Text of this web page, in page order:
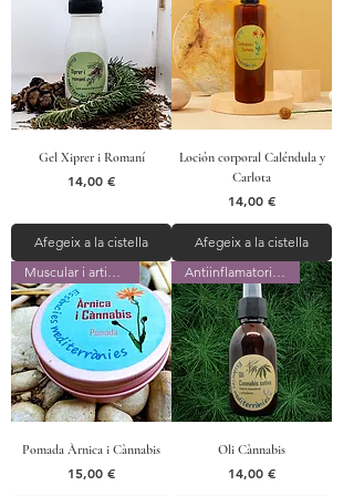
Gel Xiprer i Romaní
Preu
14,00 €
Afegeix a la cistella
Loción corporal Caléndula y
Carlota
Preu
14,00 €
Afegeix a la cistella
Pomada Àrnica i Cànnabis
Preu
15,00 €
Oli Cànnabis
Preu
14,00 €